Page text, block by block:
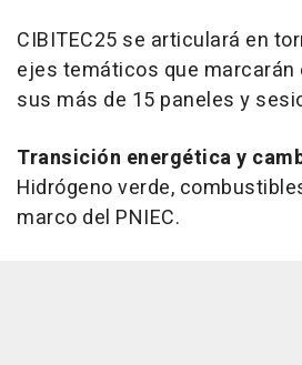
CIBITEC25 se articulará en
ejes temáticos que marcarán
sus más de 15 paneles y
Transición energética y
Hidrógeno verde,
marco del PNIEC.